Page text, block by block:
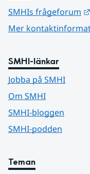
SMHIs frågeforum
Mer
SMHI-länkar
Jobba på SMHI
Om SMHI
SMHI-bloggen
SMHI-podden
Teman